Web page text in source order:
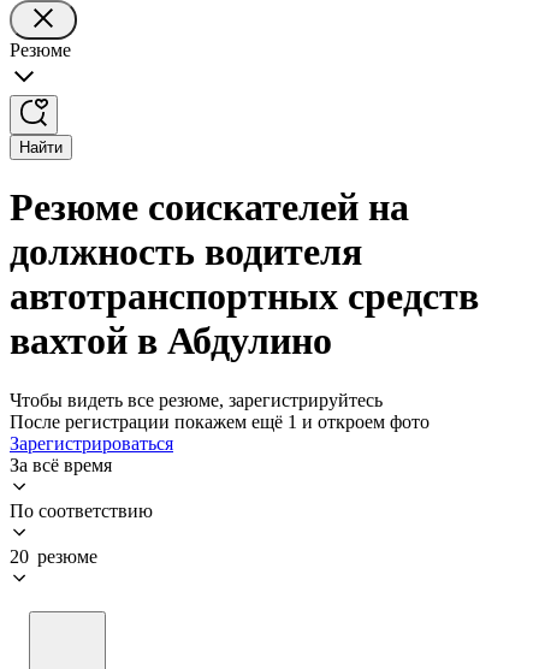
Резюме
Найти
Резюме соискателей на
должность водителя
автотранспортных средств
вахтой в Абдулино
Чтобы видеть все резюме, зарегистрируйтесь
После регистрации покажем ещё 1 и откроем фото
Зарегистрироваться
За всё время
По соответствию
20 резюме